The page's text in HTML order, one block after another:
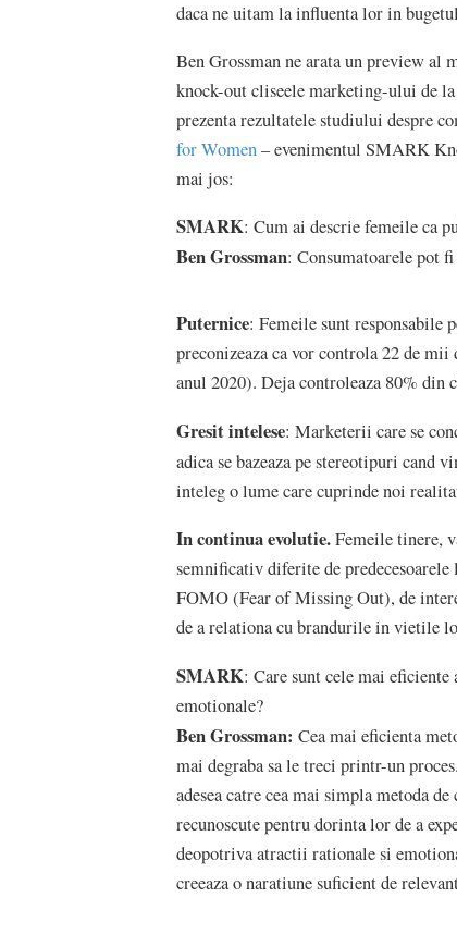
daca ne uitam la influenta lor in
Ben Grossman ne arata un preview al
knock-out cliseele marketing-ului de
prezenta rezultatele studiului despre
for Women– evenimentul SMARK
mai jos:
SMARK: Cum ai descrie femeile ca
Ben Grossman: Consumatoarele pot
Puternice: Femeile sunt responsabile
preconizeaza ca vor controla 22 de
anul 2020). Deja controleaza 80%
Gresit intelese: Marketerii care se
adica se bazeaza pe stereotipuri cand
inteleg o lume care cuprinde noi
In continua evolutie.Femeile tinere,
semnificativ diferite de predecesoarele
FOMO (Fear of Missing Out), de
de a relationa cu brandurile in vietile
SMARK: Care sunt cele mai
emotionale?
Ben Grossman: Cea mai eficienta
mai degraba sa le treci printr-un
adesea catre cea mai simpla metoda
recunoscute pentru dorinta lor de a
deopotriva atractii rationale si
creeaza o naratiune suficient de